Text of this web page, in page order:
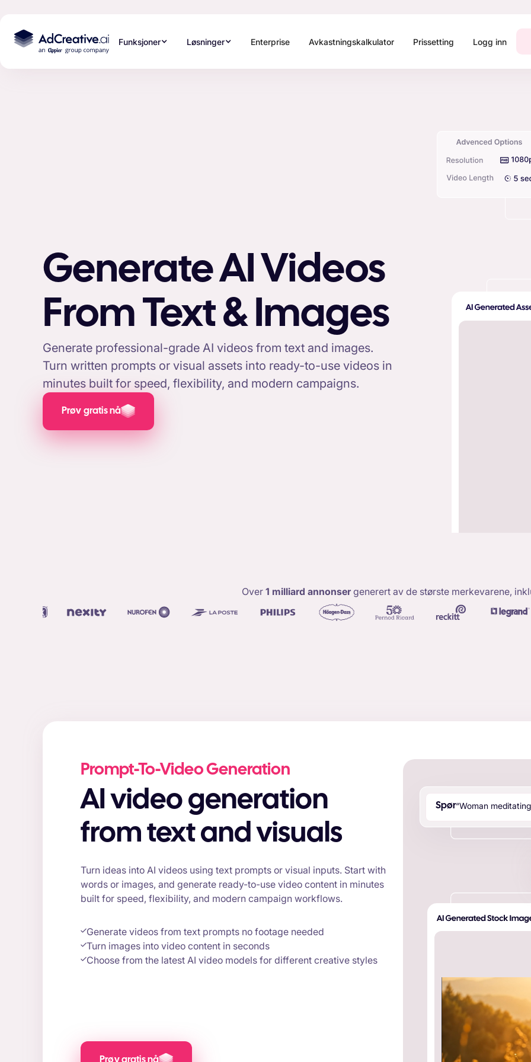
Funksjoner Løsninger Enterprise Avkastningskalkulator Prissetting Logg inn
Generate AI Videos
From Text & Images
Generate professional-grade AI videos from text and images.
Turn written prompts or visual assets into ready-to-use videos in
minutes built for speed, flexibility, and modern campaigns.
Prøv gratis nå
Over 1 milliard annonsergenerert av de største merkevarene,
Prompt-To-Video Generation
AI video generation
from text and visuals
Turn ideas into AI videos using text prompts or visual inputs. Start with
words or images, and generate ready-to-use video content in minutes
built for speed, flexibility, and modern campaign workflows.
Generate videos from text prompts no footage needed
Turn images into video content in seconds
Choose from the latest AI video models for different creative styles
Prøv gratis nå
Spør“Woman meditating